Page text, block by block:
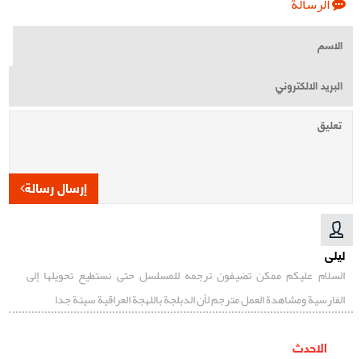
إرسال رسالة
ليلى
السلام عليكم ممكن تضيفون ترجمه للمسلسل حتى نستطيع تحويلها إلى
الفارسية ومشاهدة العمل مترجم لأن الدبلجة باللهجة العراقية سيئة جدا
الاحدث